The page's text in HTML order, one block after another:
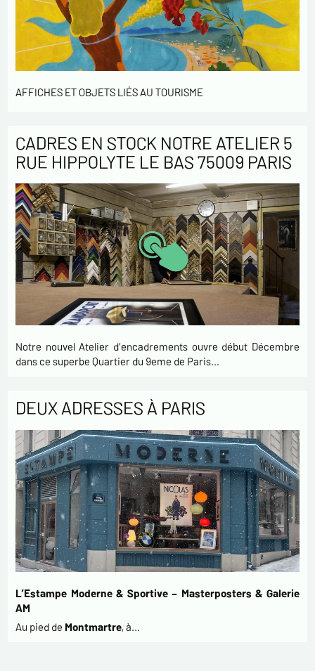
AFFICHES ET OBJETS LIÉS AU TOURISME
CADRES EN STOCK NOTRE ATELIER 5
RUE HIPPOLYTE LE BAS 75009 PARIS
Notre nouvel Atelier d'encadrements ouvre début Décembre
dans ce superbe Quartier du 9eme de Paris…
DEUX ADRESSES À PARIS
L’Estampe Moderne & Sportive – Masterposters & Galerie
AM
Au pied de Montmartre, à…